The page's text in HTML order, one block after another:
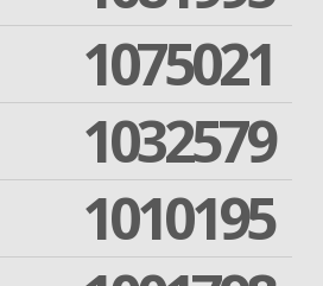
1075021
1032579
1010195